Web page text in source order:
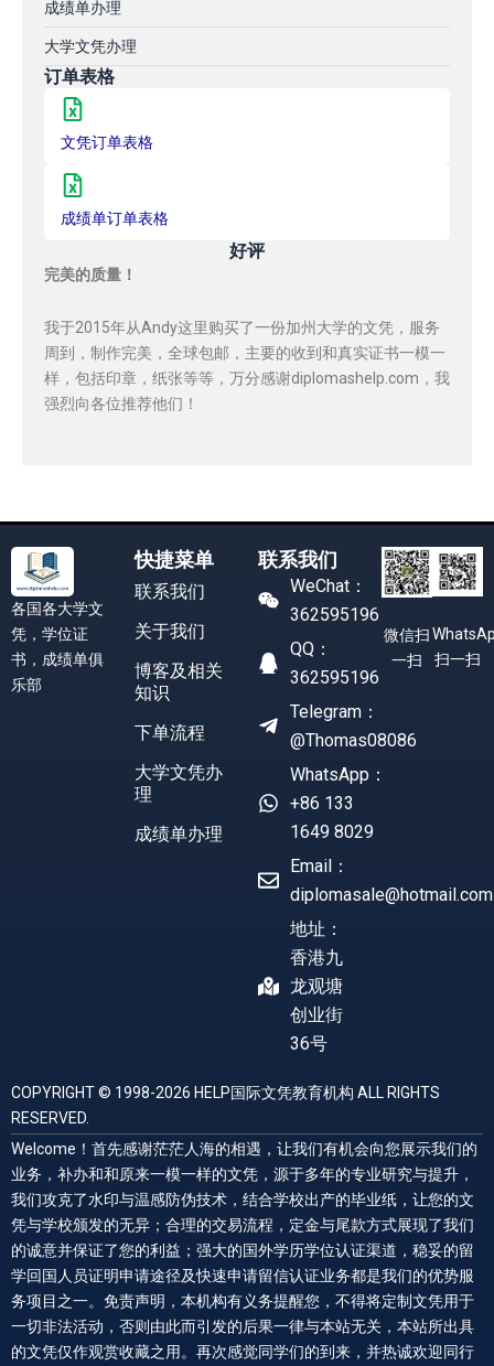
成绩单办理
大学文凭办理
订单表格
文凭订单表格
成绩单订单表格
好评
完美的质量！
我于2015年从Andy这里购买了一份加州大学的文凭，服务
周到，制作完美，全球包邮，主要的收到和真实证书一模一
样，包括印章，纸张等等，万分感谢diplomashelp.com，我
强烈向各位推荐他们！
各国各大学文
凭，学位证
书，成绩单俱
乐部
快捷菜单
联系我们
关于我们
博客及相关
知识
下单流程
大学文凭办
理
成绩单办理
联系我们
WeChat：
362595196
QQ：
362595196
Telegram：
@Thomas08086
WhatsApp：
+86 133
1649 8029
Email：
diplomasale@hotmail.com
地址：
香港九
龙观塘
创业街
36号
微信扫
一扫
扫一扫
COPYRIGHT © 1998-2026 HELP国际文凭教育机构 ALL RIGHTS
RESERVED.
Welcome！首先感谢茫茫人海的相遇，让我们有机会向您展示我们的
业务，补办和和原来一模一样的文凭，源于多年的专业研究与提升，
我们攻克了水印与温感防伪技术，结合学校出产的毕业纸，让您的文
凭与学校颁发的无异；合理的交易流程，定金与尾款方式展现了我们
的诚意并保证了您的利益；强大的国外学历学位认证渠道，稳妥的留
学回国人员证明申请途径及快速申请留信认证业务都是我们的优势服
务项目之一。免责声明，本机构有义务提醒您，不得将定制文凭用于
一切非法活动，否则由此而引发的后果一律与本站无关，本站所出具
的文凭仅作观赏收藏之用。再次感觉同学们的到来，并热诚欢迎同行